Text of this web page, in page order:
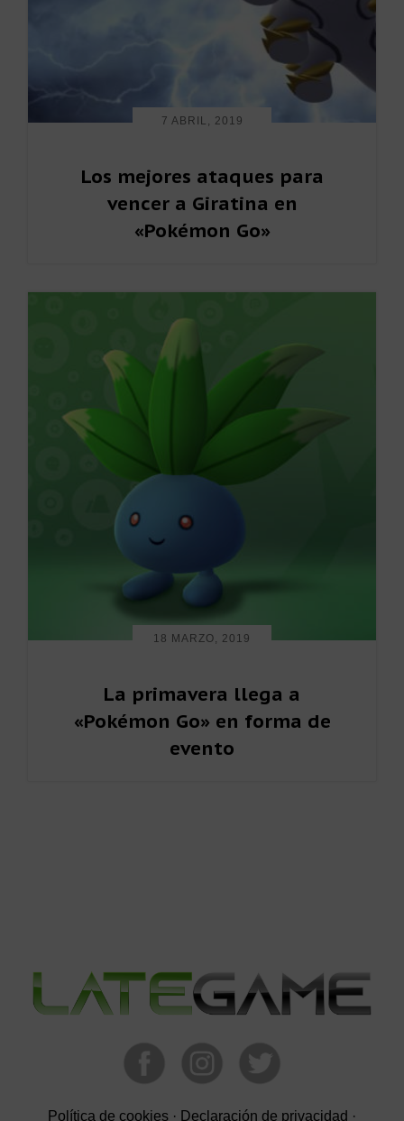
7 ABRIL, 2019
Los mejores ataques para
vencer a Giratina en
«Pokémon Go»
18 MARZO, 2019
La primavera llega a
«Pokémon Go» en forma de
evento
primaria
Política de cookies · Declaración de privacidad ·